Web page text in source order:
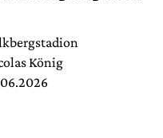
König